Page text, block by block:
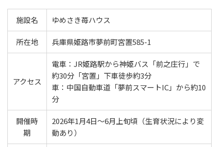
施設名 ゆめさき苺ハウス
所在地 兵庫県姫路市夢前町宮置585-1
アクセス
電車：JR姫路駅から神姫バス「前之庄行」で
約30分「宮置」下車徒歩約3分
車：中国自動車道「夢前スマートIC」から約10
分
開催時
期
2026年1月4日～6月上旬頃（生育状況により変
動あり）